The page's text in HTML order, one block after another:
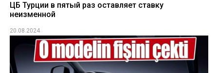
ЦБ Турции в пятый раз оставляет ставку
неизменной
20.08.2024